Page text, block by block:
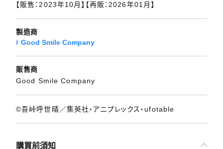
【販售：2023年10月】【再販：2026年01月】
製造商
Good Smile Company
販售商
Good Smile Company
©吾峠呼世晴／集英社・アニプレックス・ufotable
購買前須知